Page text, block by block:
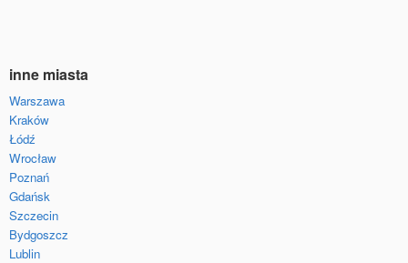
inne miasta
Warszawa
Kraków
Łódź
Wrocław
Poznań
Gdańsk
Szczecin
Bydgoszcz
Lublin